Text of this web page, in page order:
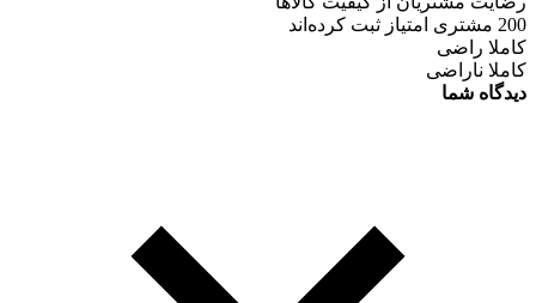
200 مشتری امتیاز ثبت کرده‌اند
کاملا راضی
کاملا ناراضی
دیدگاه شما